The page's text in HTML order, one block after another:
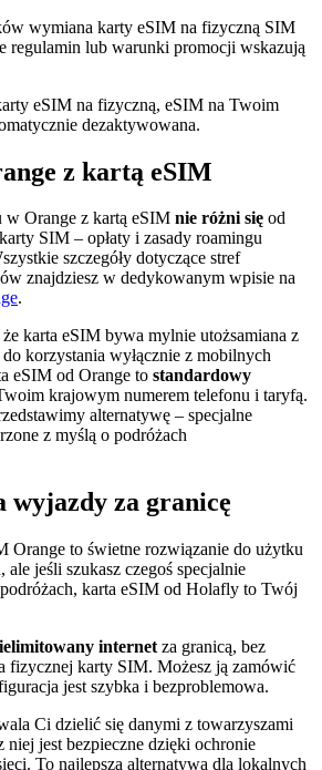
wymiana karty eSIM na fizyczną SIM
regulamin lub warunki promocji wskazują
eSIM na fizyczną, eSIM na Twoim
dezaktywowana.
z kartą eSIM
w Orange z kartą eSIM nie różni się od
SIM – opłaty i zasady roamingu
szczegóły dotyczące stref
znajdziesz w dedykowanym wpisie na
.
karta eSIM bywa mylnie utożsamiana z
korzystania wyłącznie z mobilnych
eSIM od Orange to standardowy
krajowym numerem telefonu i taryfą.
alternatywę – specjalne
z myślą o podróżach
wyjazdy za granicę
Orange to świetne rozwiązanie do użytku
jeśli szukasz czegoś specjalnie
karta eSIM od Holafly to Twój
internet za granicą, bez
fizycznej karty SIM. Możesz ją zamówić
jest szybka i bezproblemowa.
Ci dzielić się danymi z towarzyszami
niej jest bezpieczne dzięki ochronie
To najlepsza alternatywa dla lokalnych